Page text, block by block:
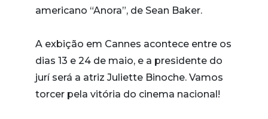
americano “Anora”, de Sean Baker.
A exbição em Cannes acontece entre os
dias 13 e 24 de maio, e a presidente do
jurí será a atriz Juliette Binoche. Vamos
torcer pela vitória do cinema nacional!